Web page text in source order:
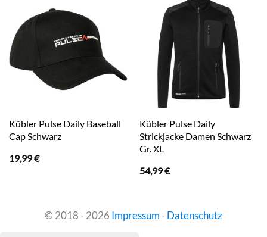
Kübler Pulse Daily Baseball
Cap Schwarz
19,99€
Kübler Pulse Daily
Strickjacke Damen Schwarz
Gr. XL
54,99€
© 2018 - 2026 Impressum - Datenschutz